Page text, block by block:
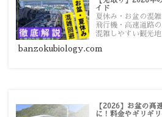
イド
夏休み・お盆の混
飛行機・高速道路
混雑しやすい観光
banzokubiology.com
【2026】お盆の高
に！料金やギリギ